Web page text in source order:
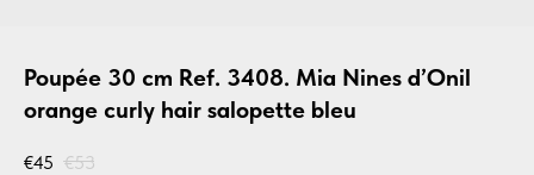
Poupée 30 cm Ref. 3408. Mia Nines d’Onil
orange curly hair salopette bleu
€45 €53